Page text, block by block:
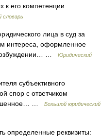
к его компетенции
словарь
лица в суд за
интереса, оформленное
…
Юридический
субъективного
спор с ответчиком
…
Большой юридический
определенные реквизиты: